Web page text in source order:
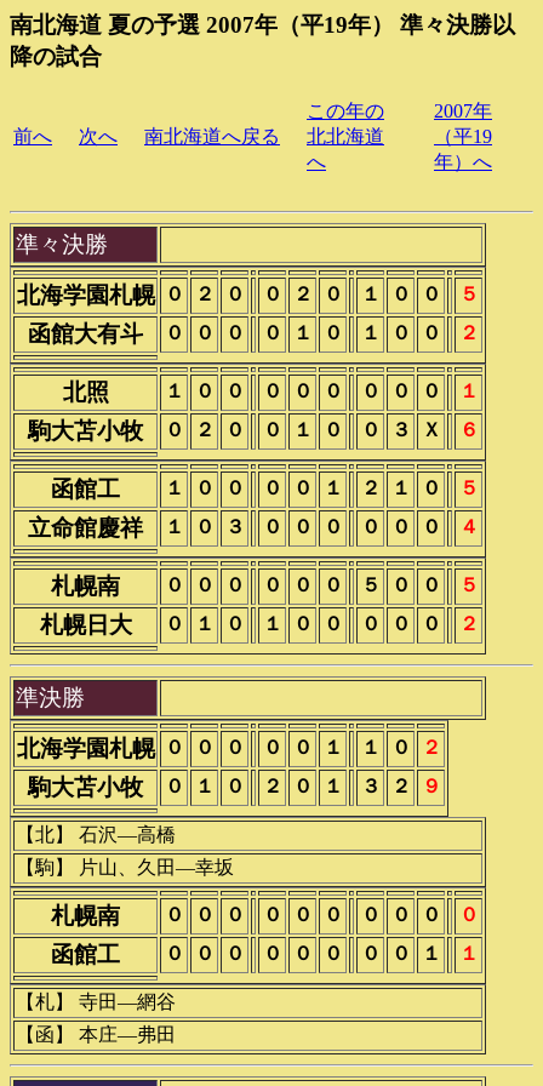
南北海道 夏の予選 2007年（平19年） 準々決勝以
降の試合
前へ 次へ 南北海道へ戻る
この年の
北北海道
へ
2007年
（平19
年）へ
準々決勝
北海学園札幌
０ ２ ０ ０ ２ ０ １ ０ ０ ５
函館大有斗 ０ ０ ０ ０ １ ０ １ ０ ０ ２
北照 １ ０ ０ ０ ０ ０ ０ ０ ０ １
駒大苫小牧 ０ ２ ０ ０ １ ０ ０ ３ Ｘ ６
函館工 １ ０ ０ ０ ０ １ ２ １ ０ ５
立命館慶祥 １ ０ ３ ０ ０ ０ ０ ０ ０ ４
札幌南 ０ ０ ０ ０ ０ ０ ５ ０ ０ ５
札幌日大 ０ １ ０ １ ０ ０ ０ ０ ０ ２
準決勝
北海学園札幌
０ ０ ０ ０ ０ １ １ ０ ２
駒大苫小牧 ０ １ ０ ２ ０ １ ３ ２ ９
【北】 石沢―高橋
【駒】 片山、久田―幸坂
札幌南 ０ ０ ０ ０ ０ ０ ０ ０ ０ ０
函館工 ０ ０ ０ ０ ０ ０ ０ ０ １ １
【札】 寺田―網谷
【函】 本庄―弗田